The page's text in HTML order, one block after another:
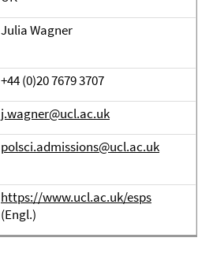
Julia Wagner
+44 (0)20 7679 3707
j.wagner@ucl.ac.uk
polsci.admissions@ucl.ac.uk
https://www.ucl.ac.uk/esps
(Engl.)